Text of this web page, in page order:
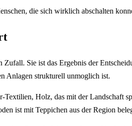
die sich wirklich abschalten
Sie ist das Ergebnis der
Anlagen strukturell unmoglich ist.
Holz, das mit der Landschaft
ist mit Teppichen aus der Region